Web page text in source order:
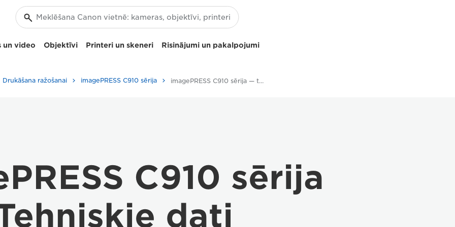
un video Objektīvi Printeri un skeneri Risinājumi un pakalpojumi
Drukāšana ražošanai imagePRESS C910 sērija imagePRESS C910 sērija — tehniskie dati
C910 sērija
dati